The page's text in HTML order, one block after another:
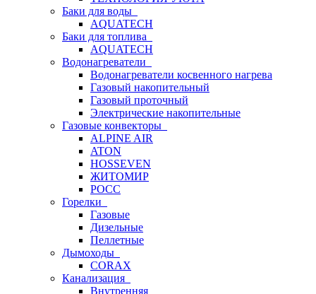
Баки для воды
AQUATECH
Баки для топлива
AQUATECH
Водонагреватели
Водонагреватели косвенного нагрева
Газовый накопительный
Газовый проточный
Электрические накопительные
Газовые конвекторы
ALPINE AIR
ATON
HOSSEVEN
ЖИТОМИР
РОСС
Горелки
Газовые
Дизельные
Пеллетные
Дымоходы
CORAX
Канализация
Внутренняя